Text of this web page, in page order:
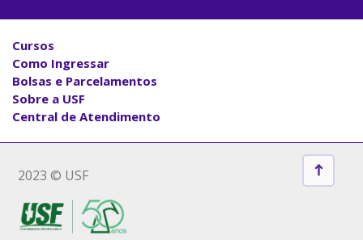
Cursos
Como Ingressar
Bolsas e Parcelamentos
Sobre a USF
Central de Atendimento
2023 © USF